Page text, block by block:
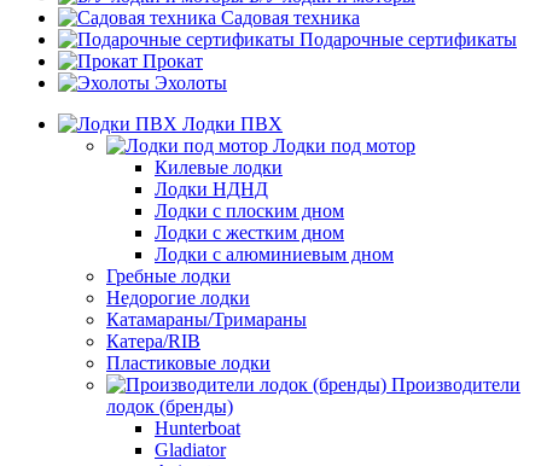
Садовая техника
Подарочные сертификаты
Прокат
Эхолоты
Лодки ПВХ
Лодки под мотор
Килевые лодки
Лодки НДНД
Лодки с плоским дном
Лодки с жестким дном
Лодки с алюминиевым дном
Гребные лодки
Недорогие лодки
Катамараны/Тримараны
Катера/RIB
Пластиковые лодки
Производители
лодок (бренды)
Hunterboat
Gladiator